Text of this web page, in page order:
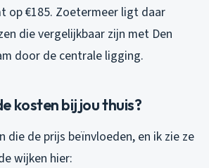
op €185. Zoetermeer ligt daar
die vergelijkbaar zijn met Den
door de centrale ligging.
kosten bij jou thuis?
die de prijs beïnvloeden, en ik zie ze
wijken hier: